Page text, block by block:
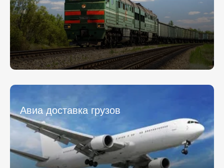
Авиа доставка грузов
персональных данных.
* - обязательное поле
Отправить
Отправляя заявку, вы соглашаетесь на обработку
персональных данных.
* - обязательное поле
Отправить